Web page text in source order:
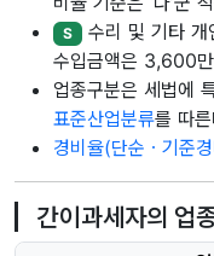
S 수리 및 기타 개
수입금액은 3,600
업종구분은 세법에
표준산업분류를 따
경비율(단순ㆍ기준
간이과세자의 업